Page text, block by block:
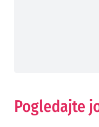
Pogledajte